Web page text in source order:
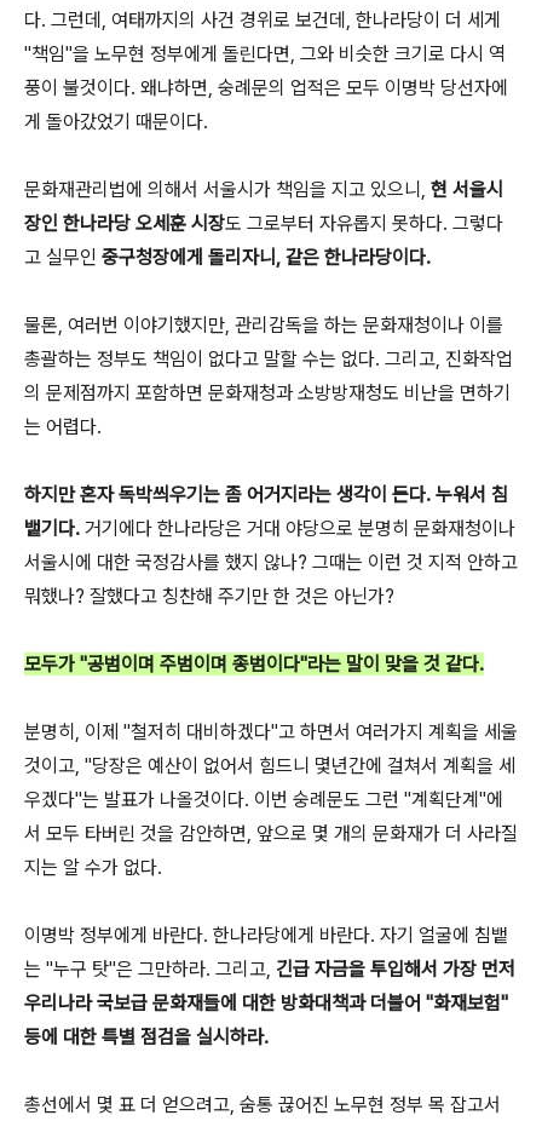
다. 그런데, 여태까지의 사건 경위로 보건데, 한나라당이 더 세게
"책임"을 노무현 정부에게 돌린다면, 그와 비슷한 크기로 다시 역
풍이 불것이다. 왜냐하면, 숭례문의 업적은 모두 이명박 당선자에
게 돌아갔었기 때문이다.
문화재관리법에 의해서 서울시가 책임을 지고 있으니, 현 서울시
장인 한나라당 오세훈 시장도 그로부터 자유롭지 못하다. 그렇다
고 실무인 중구청장에게 돌리자니, 같은 한나라당이다.
물론, 여러번 이야기했지만, 관리감독을 하는 문화재청이나 이를
총괄하는 정부도 책임이 없다고 말할 수는 없다. 그리고, 진화작업
의 문제점까지 포함하면 문화재청과 소방방재청도 비난을 면하기
는 어렵다.
하지만 혼자 독박씌우기는 좀 어거지라는 생각이 든다. 누워서 침
뱉기다. 거기에다 한나라당은 거대 야당으로 분명히 문화재청이나
서울시에 대한 국정감사를 했지 않나? 그때는 이런 것 지적 안하고
뭐했나? 잘했다고 칭찬해 주기만 한 것은 아닌가?
모두가 "공범이며 주범이며 종범이다"라는 말이 맞을 것 같다.
분명히, 이제 "철저히 대비하겠다"고 하면서 여러가지 계획을 세울
것이고, "당장은 예산이 없어서 힘드니 몇년간에 걸쳐서 계획을 세
우겠다"는 발표가 나올것이다. 이번 숭례문도 그런 "계획단계"에
서 모두 타버린 것을 감안하면, 앞으로 몇 개의 문화재가 더 사라질
지는 알 수가 없다.
이명박 정부에게 바란다. 한나라당에게 바란다. 자기 얼굴에 침뱉
는 "누구 탓"은 그만하라. 그리고, 긴급 자금을 투입해서 가장 먼저
우리나라 국보급 문화재들에 대한 방화대책과 더불어 "화재보험"
등에 대한 특별 점검을 실시하라.
총선에서 몇 표 더 얻으려고, 숨통 끊어진 노무현 정부 목 잡고서